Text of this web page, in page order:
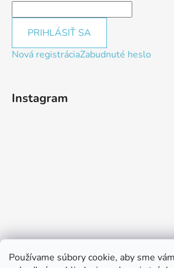
Používame súbory cookie, aby sme
PRIHLÁSIŤ SA
Nová registráciaZabudnuté heslo
Instagram